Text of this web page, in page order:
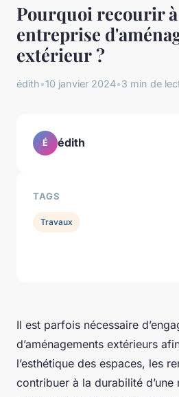
Pourquoi recourir
entreprise
extérieur ?
édith•10 janvier 2024•3 min de
Il est parfois nécessaire
d’aménagements extérieurs
l’esthétique des espaces, les
contribuer à la durabilité d’une
É édith
TAGS
Travaux